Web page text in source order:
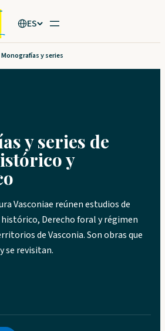
ES
Monografías y series
y series de
y
Vasconiae reúnen estudios de
Derecho foral y régimen
de Vasconia. Son obras que
se revisitan.